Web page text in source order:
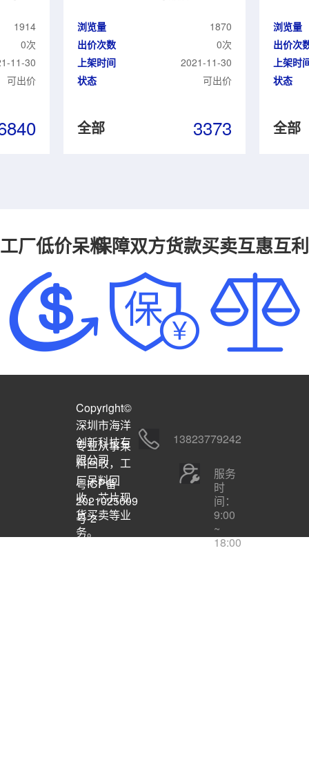
1914
0次
11-30
可出价
浏览量
1870
出价次数
0次
上架时间
2021-11-30
状态
可出价
全部 3373
浏览量
出价次
上架时
状态
全部
工厂低价呆料保障双方货款买卖互惠互利
Copyright©
深圳市海洋
创新科技有
限公司
专业从事呆
料回收，工
厂呆料回
收，芯片现
货买卖等业
务。
粤ICP备
2021025009
号-2
13823779242
服务
时
间：
9:00
~
18:00